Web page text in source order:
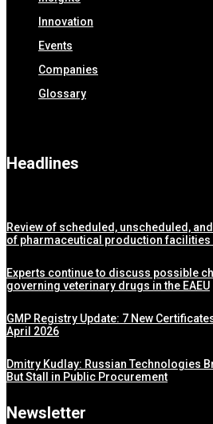
Innovation
Events
Companies
Glossary
Headlines
Review of scheduled, unscheduled,
of pharmaceutical production facilities
Experts continue to discuss possible
governing veterinary drugs in the EAEU
GMP Registry Update: 7 New
April 2026
Dmitry Kudlay: Russian Technologies
But Stall in Public Procurement
Newsletter